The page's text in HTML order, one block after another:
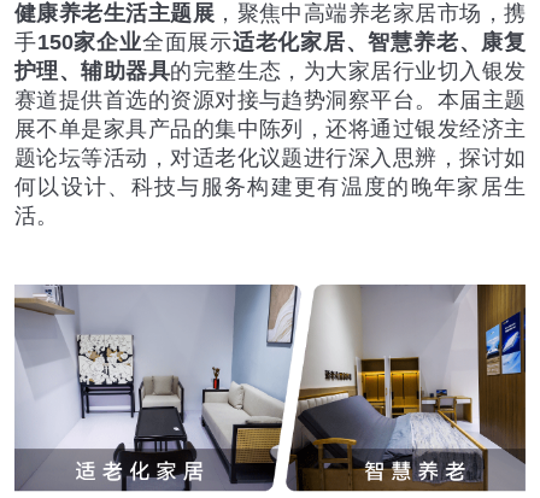
健康养老生活主题展 ，聚焦中高端养老家居市场，携
手150家企业全面展示适老化家居、智慧养老、康复
护理、辅助器具的完整生态，为大家居行业切入银发
赛道提供首选的资源对接与趋势洞察平台。本届主题
展不单是家具产品的集中陈列，还将通过银发经济主
题论坛等活动，对适老化议题进行深入思辨，探讨如
何以设计、科技与服务构建更有温度的晚年家居生
活。